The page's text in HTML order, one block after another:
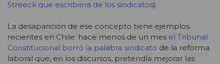
Streeck que escribiera de los sindicatos).
La desaparición de ese concepto tiene ejemplos
recientes en Chile: hace menos de un mes el Tribunal
Constitucional borró la palabra sindicato de la reforma
laboral que, en los discursos, pretendía mejorar las